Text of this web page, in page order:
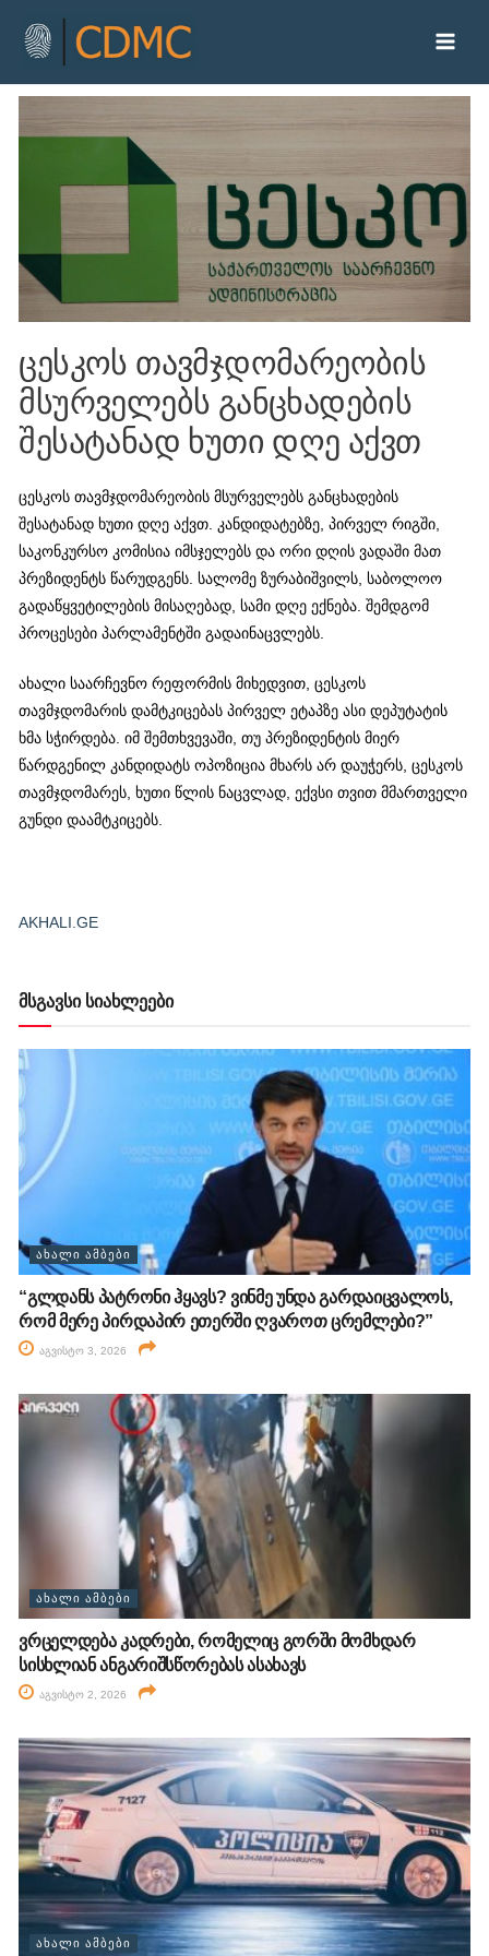
ცესკოს თავმჯდომარეობის
მსურველებს განცხადების
შესატანად ხუთი დღე აქვთ
ცესკოს თავმჯდომარეობის მსურველებს განცხადების
შესატანად ხუთი დღე აქვთ. კანდიდატებზე, პირველ რიგში,
საკონკურსო კომისია იმსჯელებს და ორი დღის ვადაში მათ
პრეზიდენტს წარუდგენს. სალომე ზურაბიშვილს, საბოლოო
გადაწყვეტილების მისაღებად, სამი დღე ექნება. შემდგომ
პროცესები პარლამენტში გადაინაცვლებს.
ახალი საარჩევნო რეფორმის მიხედვით, ცესკოს
თავმჯდომარის დამტკიცებას პირველ ეტაპზე ასი დეპუტატის
ხმა სჭირდება. იმ შემთხვევაში, თუ პრეზიდენტის მიერ
წარდგენილ კანდიდატს ოპოზიცია მხარს არ დაუჭერს, ცესკოს
თავმჯდომარეს, ხუთი წლის ნაცვლად, ექვსი თვით მმართველი
გუნდი დაამტკიცებს.
AKHALI.GE
მსგავსი სიახლეები
ᲐᲮᲐᲚᲘ ᲐᲛᲑᲔᲑᲘ
“გლდანს პატრონი ჰყავს? ვინმე უნდა გარდაიცვალოს,
რომ მერე პირდაპირ ეთერში ღვაროთ ცრემლები?”
აგვისტო 3, 2026
ᲐᲮᲐᲚᲘ ᲐᲛᲑᲔᲑᲘ
ვრცელდება კადრები, რომელიც გორში მომხდარ
სისხლიან ანგარიშსწორებას ასახავს
აგვისტო 2, 2026
ᲐᲮᲐᲚᲘ ᲐᲛᲑᲔᲑᲘ